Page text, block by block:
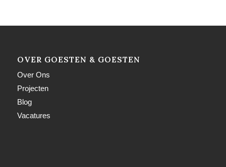
OVER GOESTEN & GOESTEN
Over Ons
Projecten
Blog
Vacatures